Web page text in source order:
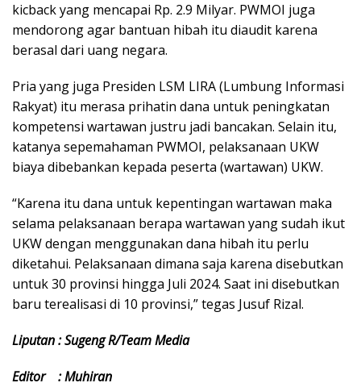
kicback yang mencapai Rp. 2.9 Milyar. PWMOI juga
mendorong agar bantuan hibah itu diaudit karena
berasal dari uang negara.
Pria yang juga Presiden LSM LIRA (Lumbung Informasi
Rakyat) itu merasa prihatin dana untuk peningkatan
kompetensi wartawan justru jadi bancakan. Selain itu,
katanya sepemahaman PWMOI, pelaksanaan UKW
biaya dibebankan kepada peserta (wartawan) UKW.
“Karena itu dana untuk kepentingan wartawan maka
selama pelaksanaan berapa wartawan yang sudah ikut
UKW dengan menggunakan dana hibah itu perlu
diketahui. Pelaksanaan dimana saja karena disebutkan
untuk 30 provinsi hingga Juli 2024. Saat ini disebutkan
baru terealisasi di 10 provinsi,” tegas Jusuf Rizal.
Liputan : Sugeng R/Team Media
Editor : Muhiran